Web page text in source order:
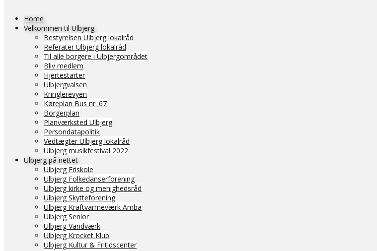
Home
Velkommen til Ulbjerg
Bestyrelsen Ulbjerg lokalråd
Referater Ulbjerg lokalråd
Til alle borgere i Ulbjergområdet
Bliv medlem
Hjertestarter
Ulbjergvalsen
Kringlerevyen
Køreplan Bus nr. 67
Borgerplan
Planværksted Ulbjerg
Persondatapolitik
Vedtægter Ulbjerg lokalråd
Ulbjerg musikfestival 2022
Ulbjerg på nettet
Ulbjerg Friskole
Ulbjerg Folkedanserforening
Ulbjerg kirke og menighedsråd
Ulbjerg Skytteforening
Ulbjerg Kraftvarmeværk Amba
Ulbjerg Senior
Ulbjerg Vandværk
Ulbjerg Krocket Klub
Ulbjerg Kultur & Fritidscenter